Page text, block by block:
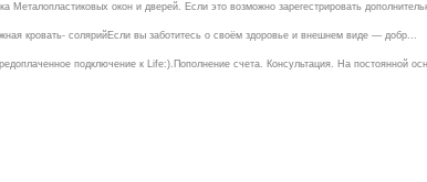
Металопластиковых окон и дверей. Если это возможно зарегестрировать
кровать- солярийЕсли вы заботитесь о своём здоровье и внешнем виде — добр...
подключение к Life:).Пополнение счета. Консультация. На постоянной